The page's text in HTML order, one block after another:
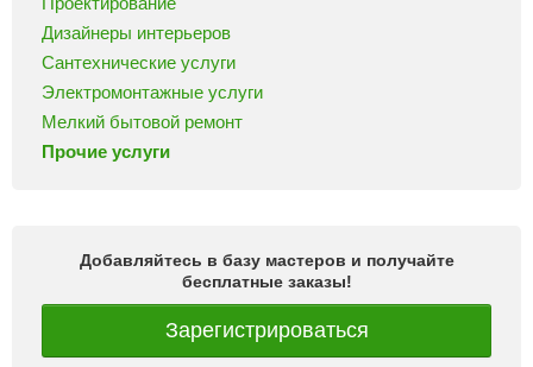
Дизайнеры интерьеров
Сантехнические услуги
Электромонтажные услуги
Мелкий бытовой ремонт
Прочие услуги
Добавляйтесь в базу мастеров и получайте
бесплатные заказы!
Зарегистрироваться